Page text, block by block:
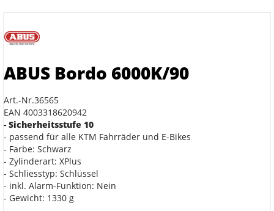
ABUS Bordo 6000K/90
Art.-Nr.36565
EAN 4003318620942
- Sicherheitsstufe 10
- passend für alle KTM Fahrräder und E-Bikes
- Farbe: Schwarz
- Zylinderart: XPlus
- Schliesstyp: Schlüssel
- inkl. Alarm-Funktion: Nein
- Gewicht: 1330 g